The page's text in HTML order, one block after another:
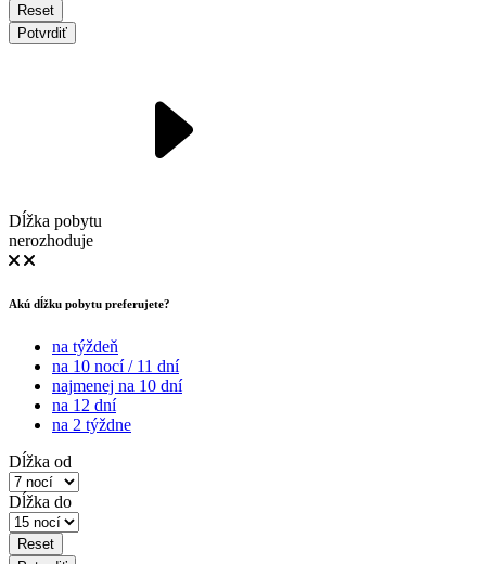
Reset
Potvrdiť
Dĺžka pobytu
nerozhoduje
Akú dĺžku pobytu preferujete?
na týždeň
na 10 nocí / 11 dní
najmenej na 10 dní
na 12 dní
na 2 týždne
Dĺžka od
Dĺžka do
Reset